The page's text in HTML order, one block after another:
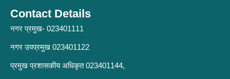
Contact Details
नगर प्रमुख- 023401111
नगर उपप्रमुख 023401122
प्रमुख प्रशासकीय अधिकृत 023401144,